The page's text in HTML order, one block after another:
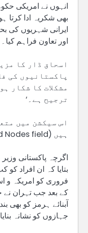
انہوں نے امریکی
ایرانی شہریوں کی
اور تعاون فراہم کیا۔
اسحاق ڈار کا
پاکستانیوں کی
مشکلات کا شکار
ترجیح ہے۔‘
اس سیکشن میں
ہیں (Related Nodes field)
اگرچہ پاکستانی
فروری کو امریکہ و
کے بعد جب تہران نے
آبنائے ہرمز کو بھی
جہازوں کو نشانہ